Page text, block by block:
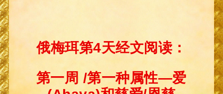
俄梅珥第4天经文阅读：
第一周 /第一种属性—爱